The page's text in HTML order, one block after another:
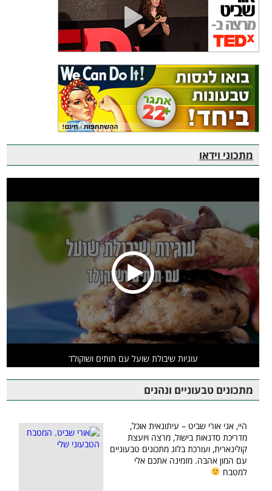
מתכוני וידאו
עוגיות שיבולת שועל עם תותים ושוקולד
מתכונים טבעוניים ונהנים
היי, אני אורי שביט – עיתונאית אוכל,
מדריכת סדנאות בישול, מרצה ויועצת
קולינארית, ועורכת בלוג מתכונים טבעוניים
עם המון אהבה. מזמינה אתכם אלי
למטבח